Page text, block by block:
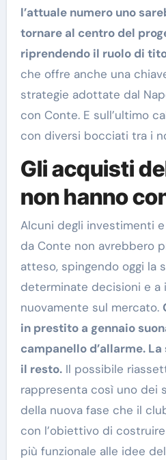
l’attuale numero uno
tornare al centro del
riprendendo il ruolo di
che offre anche una
strategie adottate dal
con Conte. E sull’ultimo
con diversi bocciati tra i
Gli acquisti
non hanno
Alcuni degli investimenti
da Conte non avrebbero
atteso, spingendo oggi la
determinate decisioni e a
nuovamente sul mercato.
in prestito a gennaio
campanello d’allarme.
il resto.Il possibile
rappresenta così uno dei
della nuova fase che il
con l’obiettivo di
più funzionale alle idee